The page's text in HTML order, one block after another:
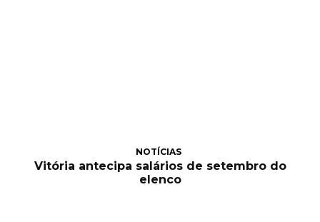
NOTÍCIAS
Vitória antecipa salários de setembro do
elenco